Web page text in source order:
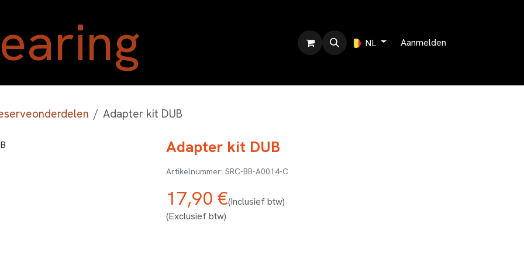
NL Aanmelden
Adapter kit DUB
Adapter kit DUB
SRC-BB-A0014-C
17,90 €(Inclusief btw)
(Exclusief btw)